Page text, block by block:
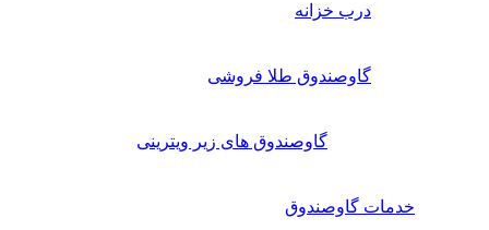
درب خزانه
گاوصندوق طلا فروشی
گاوصندوق های زیر ویترینی
خدمات گاوصندوق